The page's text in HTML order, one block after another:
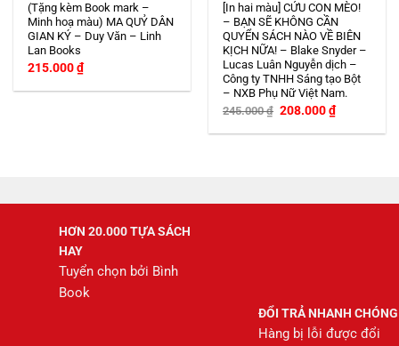
(Tặng kèm Book mark –
Minh hoạ màu) MA QUỶ DÂN
GIAN KÝ – Duy Văn – Linh
Lan Books
215.000₫
[In hai màu] CỨU CON MÈO!
– BẠN SẼ KHÔNG CẦN
QUYỂN SÁCH NÀO VỀ BIÊN
KỊCH NỮA! – Blake Snyder –
Lucas Luân Nguyễn dịch –
Công ty TNHH Sáng tạo Bột
– NXB Phụ Nữ Việt Nam.
245.000₫ Giá
là:
208.000₫Giá
hiện
tại
HƠN 20.000 TỰA SÁCH
HAY
Tuyển chọn bởi Bình
Book
ĐỔI TRẢ NHANH CHÓNG
Hàng bị lỗi được đổi